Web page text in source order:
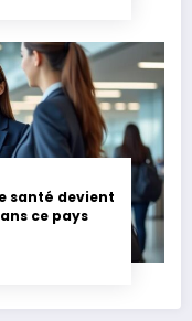
santé devient
ce pays